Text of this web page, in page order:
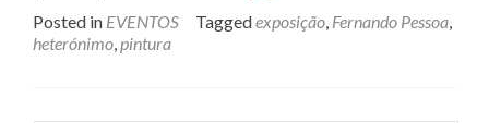
about
Fernando
Posted in EVENTOS Taggedexposição, Fernando Pessoa,
heterónimo,pintura